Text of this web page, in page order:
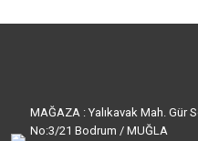
MAĞAZA : Yalıkavak Mah. Gür
No:3/21 Bodrum / MUĞLA